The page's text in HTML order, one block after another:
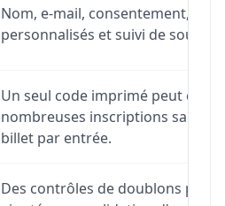
Nom, e-mail, consentement,
personnalisés et suivi de source.
Un seul code imprimé peut
nombreuses inscriptions sans
billet par entrée.
Des contrôles de doublons